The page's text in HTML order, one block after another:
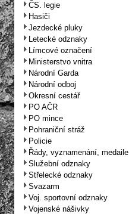
ČS. legie
Hasiči
Jezdecké pluky
Letecké odznaky
Límcové označení
Ministerstvo vnitra
Národní Garda
Národní odboj
Okresní cestář
PO AČR
PO mince
Pohraniční stráž
Policie
Řády, vyznamenání, medaile
Služební odznaky
Střelecké odznaky
Svazarm
Voj. sportovní odznaky
Vojenské nášivky